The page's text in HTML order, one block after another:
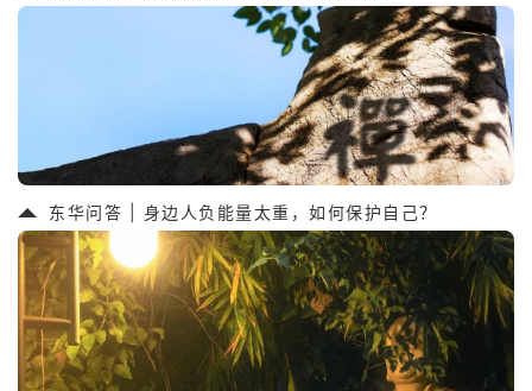
东华问答 | 身边人负能量太重，如何保护自己？